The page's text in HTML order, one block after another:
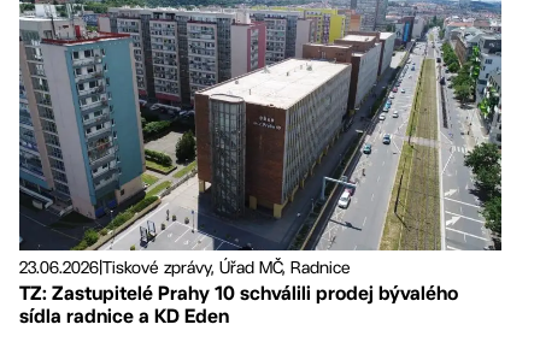
23.06.2026Tiskové zprávy, Úřad MČ, Radnice
TZ: Zastupitelé Prahy 10 schválili prodej bývalého
sídla radnice a KD Eden